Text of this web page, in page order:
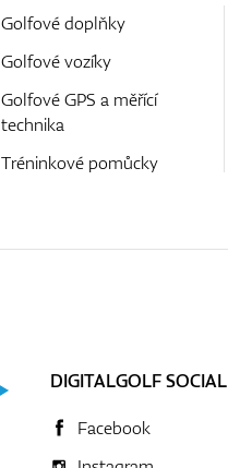
Golfové doplňky
Golfové vozíky
Golfové GPS a měřící
technika
Tréninkové pomůcky
DIGITALGOLF SOCIAL
Facebook